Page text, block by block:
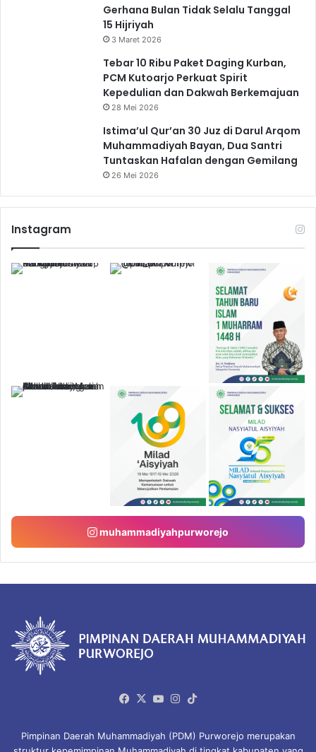
Gerhana Bulan Tidak Selalu Tanggal
15 Hijriyah
3 Maret 2026
Tebar 10 Ribu Paket Daging Kurban,
PCM Kutoarjo Perkuat Spirit
Kepedulian dan Dakwah Berkemajuan
28 Mei 2026
Istima’ul Qur’an 30 Juz di Darul Arqom
Muhammadiyah Bayan, Dua Santri
Tuntaskan Hafalan dengan Gemilang
26 Mei 2026
Instagram
muhammadiyahpurworejo
Facebook
X YouTubeInstagram
Pimpinan Daerah Muhammadiyah (PDM) Purworejo merupakan